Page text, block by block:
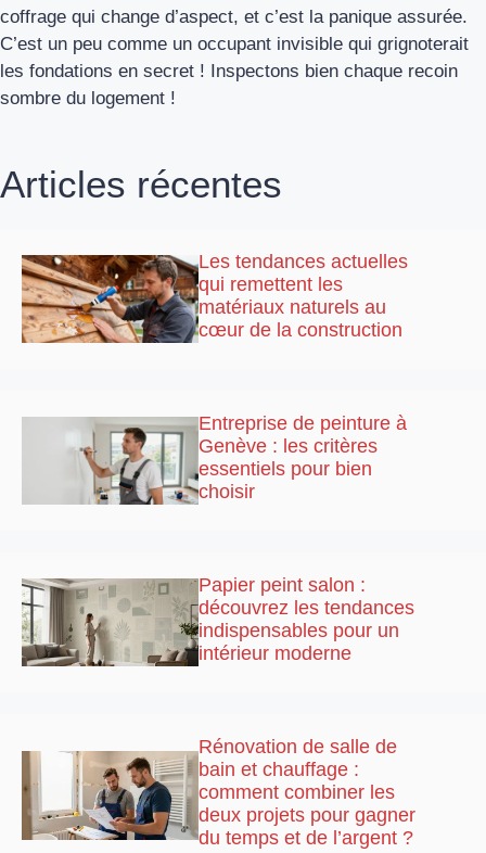
coffrage qui change d’aspect, et c’est la panique assurée.
C’est un peu comme un occupant invisible qui grignoterait
les fondations en secret ! Inspectons bien chaque recoin
sombre du logement !
Articles récentes
Les tendances actuelles
qui remettent les
matériaux naturels au
cœur de la construction
Entreprise de peinture à
Genève : les critères
essentiels pour bien
choisir
Papier peint salon :
découvrez les tendances
indispensables pour un
intérieur moderne
Rénovation de salle de
bain et chauffage :
comment combiner les
deux projets pour gagner
du temps et de l’argent ?